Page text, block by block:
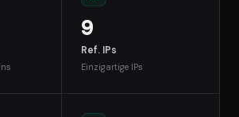
9
Ref. IPs
Einzigartige IPs